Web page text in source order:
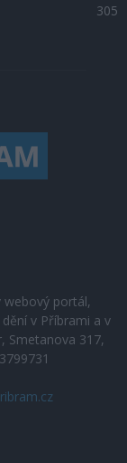
305
webový portál,
v Příbrami a v
Smetanova 317,